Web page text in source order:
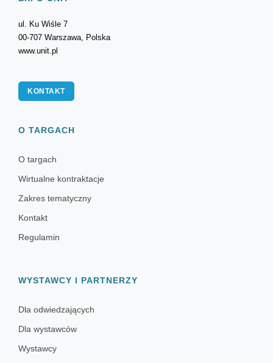
ul. Ku Wiśle 7
00-707 Warszawa, Polska
www.unit.pl
KONTAKT
O TARGACH
O targach
Wirtualne kontraktacje
Zakres tematyczny
Kontakt
Regulamin
WYSTAWCY I PARTNERZY
Dla odwiedzających
Dla wystawców
Wystawcy